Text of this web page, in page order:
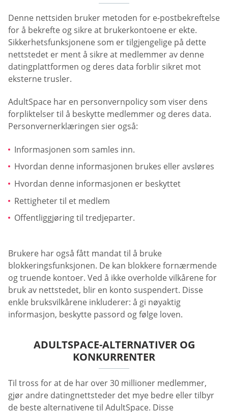
Denne nettsiden bruker metoden for e-postbekreftelse
for å bekrefte og sikre at brukerkontoene er ekte.
Sikkerhetsfunksjonene som er tilgjengelige på dette
nettstedet er ment å sikre at medlemmer av denne
datingplattformen og deres data forblir sikret mot
eksterne trusler.
AdultSpace har en personvernpolicy som viser dens
forpliktelser til å beskytte medlemmer og deres data.
Personvernerklæringen sier også:
Informasjonen som samles inn.
Hvordan denne informasjonen brukes eller avsløres
Hvordan denne informasjonen er beskyttet
Rettigheter til et medlem
Offentliggjøring til tredjeparter.
Brukere har også fått mandat til å bruke
blokkeringsfunksjonen. De kan blokkere fornærmende
og truende kontoer. Ved å ikke overholde vilkårene for
bruk av nettstedet, blir en konto suspendert. Disse
enkle bruksvilkårene inkluderer: å gi nøyaktig
informasjon, beskytte passord og følge loven.
ADULTSPACE-ALTERNATIVER OG
KONKURRENTER
Til tross for at de har over 30 millioner medlemmer,
gjør andre datingnettsteder det mye bedre eller tilbyr
de beste alternativene til AdultSpace. Disse